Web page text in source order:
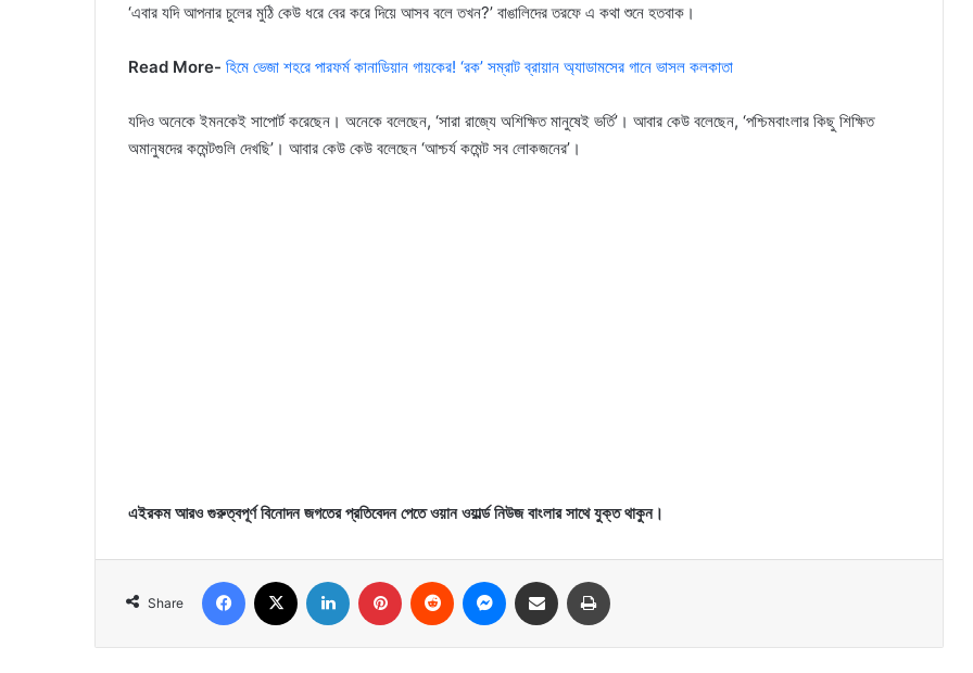
‘এবার যদি আপনার চুলের মুঠি কেউ ধরে বের করে দিয়ে আসব বলে তখন?’ বাঙালিদের তরফে এ কথা শুনে হতবাক।
Read More- হিমে ভেজা শহরে পারফর্ম কানাডিয়ান গায়কের! ‘রক’ সম্রাট ব্রায়ান অ্যাডামসের গানে ভাসল কলকাতা
যদিও অনেকে ইমনকেই সাপোর্ট করেছেন। অনেকে বলেছেন, ‘সারা রাজ্যে অশিক্ষিত মানুষেই ভর্তি’। আবার কেউ বলেছেন, ‘পশ্চিমবাংলার কিছু শিক্ষিত
অমানুষদের কমেন্টগুলি দেখছি’। আবার কেউ কেউ বলেছেন ‘আশ্চর্য কমেন্ট সব লোকজনের’।
এইরকম আরও গুরুত্বপূর্ণ বিনোদন জগতের প্রতিবেদন পেতে ওয়ান ওয়ার্ল্ড নিউজ বাংলার সাথে যুক্ত থাকুন।
Share